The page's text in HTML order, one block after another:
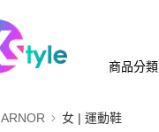
商品分類
ARNOR 女 | 運動鞋